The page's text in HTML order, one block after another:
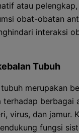
atau
obat-obatan
interaksi
Tubuh
merupakan
terhadap berbagai
virus, dan jamur.
fungsi